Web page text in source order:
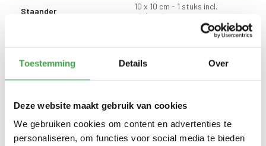
Toestemming Details Over
Deze website maakt gebruik van cookies
We gebruiken cookies om content en advertenties te
personaliseren, om functies voor social media te bieden
Staander
10 x 10 cm - 1 stuks incl.
stelvoet
Dakshingles met 10 jaar
Deur
Enkele deur zonder drempel -
Doorloophoogte deur 188 cm